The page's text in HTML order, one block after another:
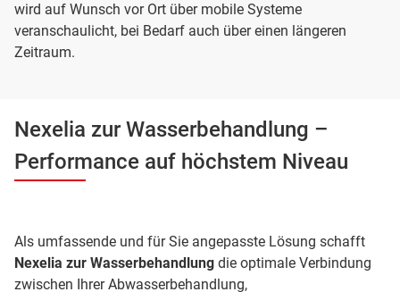
wird auf Wunsch vor Ort über mobile Systeme
veranschaulicht, bei Bedarf auch über einen längeren
Zeitraum.
Nexelia zur Wasserbehandlung –
Performance auf höchstem Niveau
Als umfassende und für Sie angepasste Lösung schafft
Nexelia zur Wasserbehandlung die optimale Verbindung
zwischen Ihrer Abwasserbehandlung,